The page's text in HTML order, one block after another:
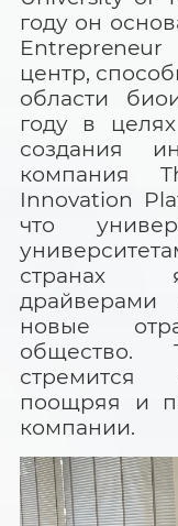
году он
Entrepreneur
центр,
области
году в
создания
компания
Innovation
что
странах
драйверами
новые
общество.
стремится
поощряя и
компании.